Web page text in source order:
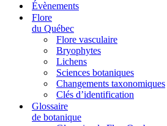
Évènements
Flore
du Québec
Flore vasculaire
Bryophytes
Lichens
Sciences botaniques
Changements taxonomiques
Clés d’identification
Glossaire
de botanique